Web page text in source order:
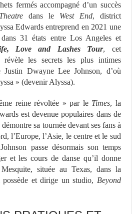
fermés accompagné d’un succès
dans le West End, district
Edwards entreprend en 2021 une
dans 31 états entre Los Angeles et
Love and Lashes Tour, cet
révèle les secrets les plus intimes
Justin Dwayne Lee Johnson, d’où
» (devenir Alyssa).
reine révoltée » par le Times, la
est devenue populaires dans de
sa tournée devant ses fans à
l’Europe, l’Asie, le centre et le sud
passe désormais son temps
et les cours de danse qu’il donne
située au Texas, dans la
et dirige un studio, Beyond